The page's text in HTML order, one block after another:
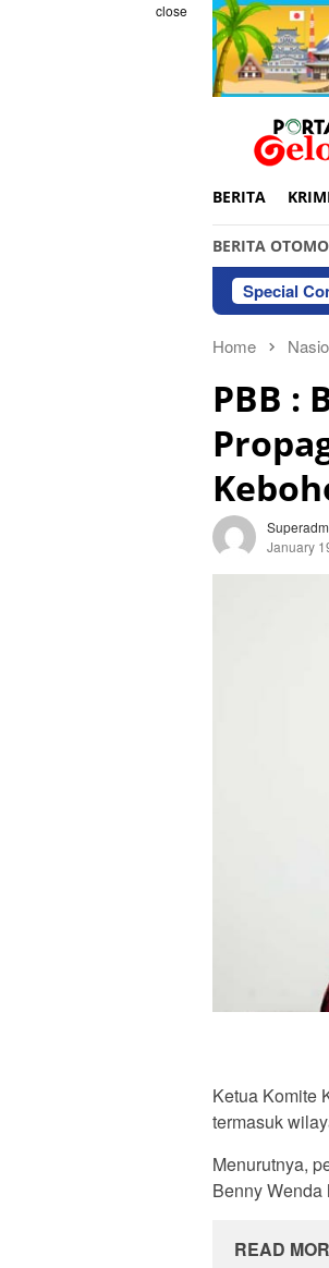
close
BERITA
BERITA
Special
Home
PBB :
January
Ketua Komite
termasuk
Menurutnya,
Benny
READ